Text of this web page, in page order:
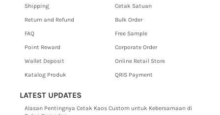
LATEST UPDATES
Shipping
Return and Refund
FAQ
Point Reward
Wallet Deposit
Katalog Produk
Cetak Satuan
Bulk Order
Free Sample
Corporate Order
Online Retail Store
QRIS Payment
Alasan Pentingnya Cetak Kaos Custom untuk Kebersamaan di